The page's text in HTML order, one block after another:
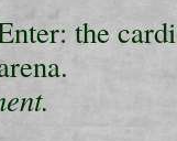
the